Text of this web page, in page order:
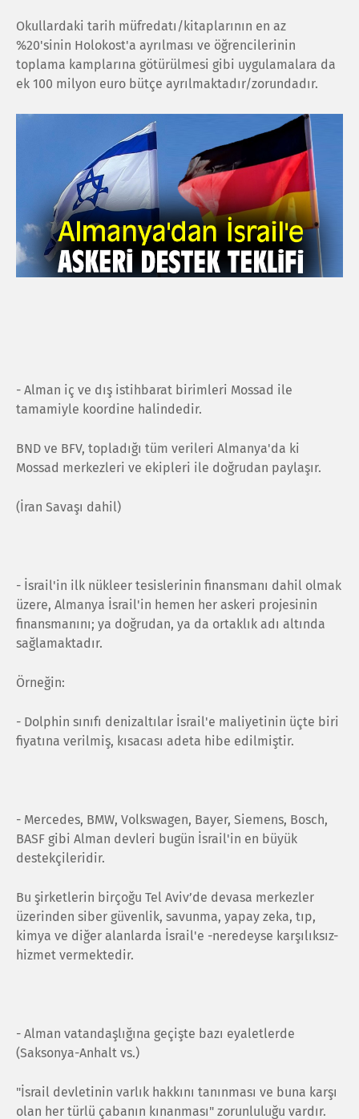
Okullardaki tarih müfredatı/kitaplarının en az
%20'sinin Holokost'a ayrılması ve öğrencilerinin
toplama kamplarına götürülmesi gibi uygulamalara da
ek 100 milyon euro bütçe ayrılmaktadır/zorundadır.
- Alman iç ve dış istihbarat birimleri Mossad ile
tamamiyle koordine halindedir.
BND ve BFV, topladığı tüm verileri Almanya'da ki
Mossad merkezleri ve ekipleri ile doğrudan paylaşır.
(İran Savaşı dahil)
- İsrail'in ilk nükleer tesislerinin finansmanı dahil olmak
üzere, Almanya İsrail'in hemen her askeri projesinin
finansmanını; ya doğrudan, ya da ortaklık adı altında
sağlamaktadır.
Örneğin:
- Dolphin sınıfı denizaltılar İsrail'e maliyetinin üçte biri
fiyatına verilmiş, kısacası adeta hibe edilmiştir.
- Mercedes, BMW, Volkswagen, Bayer, Siemens, Bosch,
BASF gibi Alman devleri bugün İsrail'in en büyük
destekçileridir.
Bu şirketlerin birçoğu Tel Aviv’de devasa merkezler
üzerinden siber güvenlik, savunma, yapay zeka, tıp,
kimya ve diğer alanlarda İsrail'e -neredeyse karşılıksız-
hizmet vermektedir.
- Alman vatandaşlığına geçişte bazı eyaletlerde
(Saksonya-Anhalt vs.)
"İsrail devletinin varlık hakkını tanınması ve buna karşı
olan her türlü çabanın kınanması" zorunluluğu vardır.